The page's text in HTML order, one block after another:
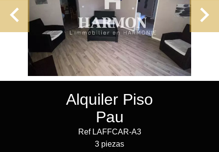
Alquiler Piso
Pau
Ref LAFFCAR-A3
3 piezas